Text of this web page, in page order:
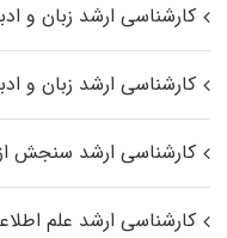
کارشناسی ارشد زبان و
کارشناسی ارشد زبان و
کارشناسی ارشد سنجش
کارشناسی ارشد علم